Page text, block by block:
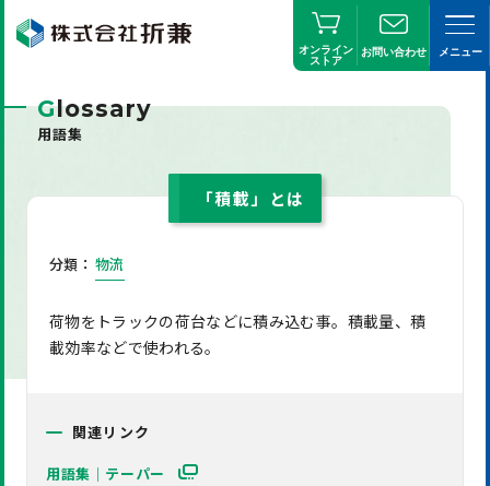
オンライン
ストア
お問い合わせ メニュー
Glossary
用語集
「積載」とは
分類： 物流
荷物をトラックの荷台などに積み込む事。積載量、積
載効率などで使われる。
関連リンク
用語集｜テーパー